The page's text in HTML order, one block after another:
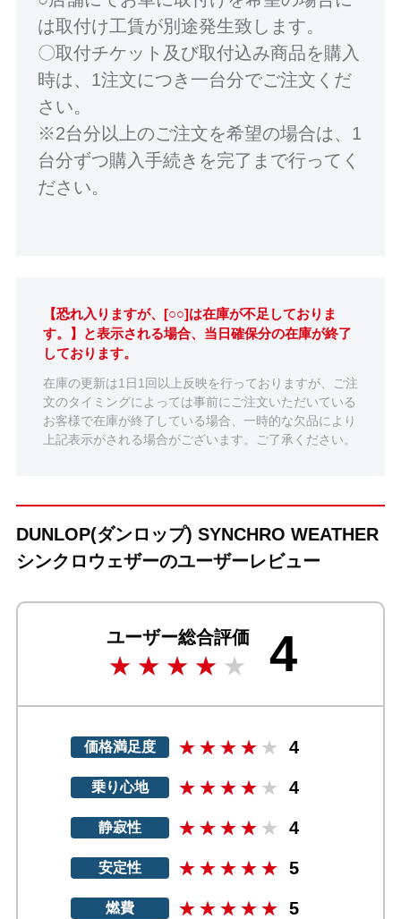
は取付け工賃が別途発生致します。
〇取付チケット及び取付込み商品を購入
時は、1注文につき一台分でご注文くだ
さい。
※2台分以上のご注文を希望の場合は、1
台分ずつ購入手続きを完了まで行ってく
ださい。
【恐れ入りますが、[○○]は在庫が不足しておりま
す。】と表示される場合、当日確保分の在庫が終了
しております。
在庫の更新は1日1回以上反映を行っておりますが、ご注
文のタイミングによっては事前にご注文いただいている
お客様で在庫が終了している場合、一時的な欠品により
上記表示がされる場合がございます。ご了承ください。
DUNLOP(ダンロップ) SYNCHRO WEATHER
シンクロウェザーのユーザーレビュー
ユーザー総合評価 4
価格満足度 4
乗り心地 4
静寂性 4
安定性 5
燃費 5